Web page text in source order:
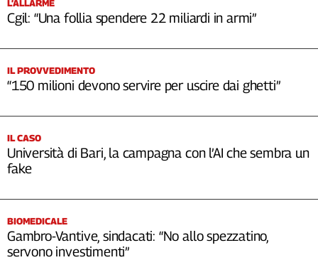
L’ALLARME
Cgil: “Una follia spendere 22 miliardi in armi”
IL PROVVEDIMENTO
“150 milioni devono servire per uscire dai ghetti”
IL CASO
Università di Bari, la campagna con l’AI che sembra un
fake
BIOMEDICALE
Gambro-Vantive, sindacati: “No allo spezzatino,
servono investimenti”